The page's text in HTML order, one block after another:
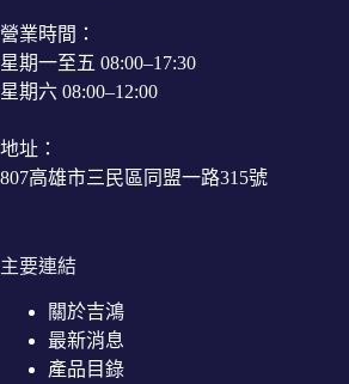
營業時間：
星期一至五 08:00–17:30
星期六 08:00–12:00
地址：
807高雄市三民區同盟一路315號
主要連結
關於吉鴻
最新消息
產品目錄